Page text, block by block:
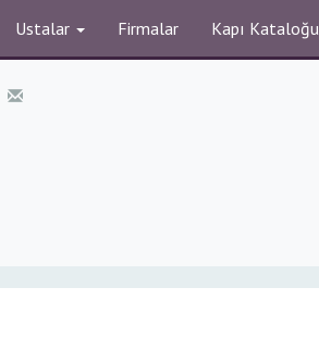
Ustalar Firmalar Kapı Kataloğu